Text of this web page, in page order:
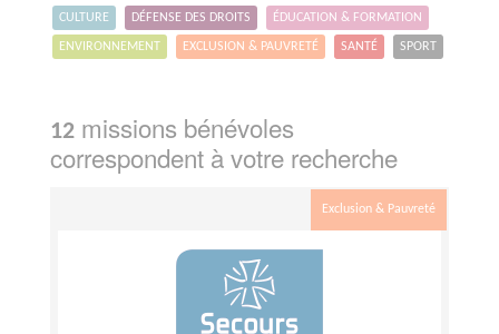
CULTURE DÉFENSE DES DROITS ÉDUCATION & FORMATION
ENVIRONNEMENT EXCLUSION & PAUVRETÉ SANTÉ SPORT
12 missions bénévoles
correspondent à votre recherche
Exclusion & Pauvreté